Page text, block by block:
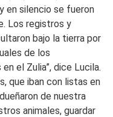
en silencio se fueron
Los registros y
bajo la tierra por
de los
el Zulia”, dice Lucila.
que iban con listas en
de nuestra
animales, guardar